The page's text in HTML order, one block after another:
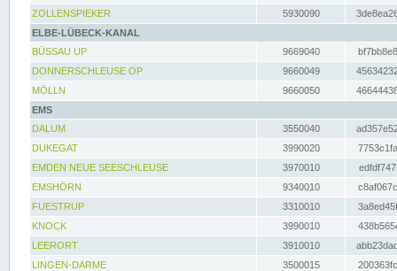
ZOLLENSPIEKER
5930090
ELBE-LÜBECK-KANAL
BÜSSAU UP
9669040
DONNERSCHLEUSE OP
9660049
MÖLLN
9660050
EMS
DALUM
3550040
DUKEGAT
3990020
EMDEN NEUE SEESCHLEUSE
3970010
EMSHÖRN
9340010
FUESTRUP
3310010
KNOCK
3990010
LEERORT
3910010
LINGEN-DARME
3500015